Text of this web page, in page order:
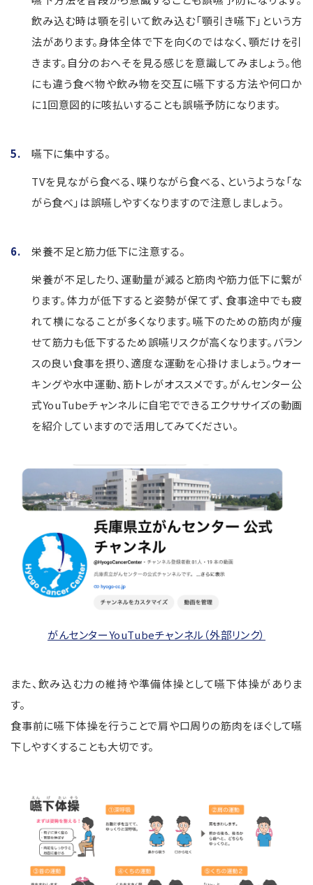
飲み込む時は顎を引いて飲み込む「顎引き嚥下」という方
法があります。身体全体で下を向くのではなく、顎だけを引
きます。自分のおへそを見る感じを意識してみましょう。他
にも違う食べ物や飲み物を交互に嚥下する方法や何口か
に1回意図的に咳払いすることも誤嚥予防になります。
嚥下に集中する。
TVを見ながら食べる、喋りながら食べる、というような「な
がら食べ」は誤嚥しやすくなりますので注意しましょう。
栄養不足と筋力低下に注意する。
栄養が不足したり、運動量が減ると筋肉や筋力低下に繋が
ります。体力が低下すると姿勢が保てず、食事途中でも疲
れて横になることが多くなります。嚥下のための筋肉が痩
せて筋力も低下するため誤嚥リスクが高くなります。バラン
スの良い食事を摂り、適度な運動を心掛けましょう。ウォー
キングや水中運動、筋トレがオススメです。がんセンター公
式YouTubeチャンネルに自宅でできるエクササイズの動画
を紹介していますので活用してみてください。
がんセンターYouTubeチャンネル（外部リンク）
また、飲み込む力の維持や準備体操として嚥下体操がありま
す。
食事前に嚥下体操を行うことで肩や口周りの筋肉をほぐして嚥
下しやすくすることも大切です。